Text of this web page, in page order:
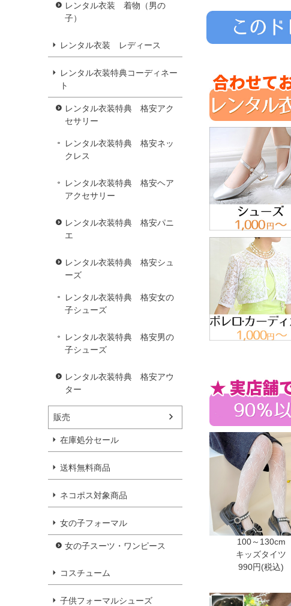
レンタル衣装 着物（男の
子）
レンタル衣装 レディース
レンタル衣装特典コーディネー
ト
レンタル衣装特典 格安アク
セサリー
レンタル衣装特典 格安ネッ
クレス
レンタル衣装特典 格安ヘア
アクセサリー
レンタル衣装特典 格安パニ
エ
レンタル衣装特典 格安シュ
ーズ
レンタル衣装特典 格安女の
子シューズ
レンタル衣装特典 格安男の
子シューズ
レンタル衣装特典 格安アウ
ター
販売
在庫処分セール
送料無料商品
ネコポス対象商品
女の子フォーマル
女の子スーツ・ワンピース
コスチューム
子供フォーマルシューズ
100～130cm
キッズタイツ
990円(税込)